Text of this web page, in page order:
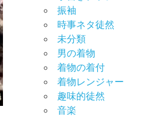
振袖
時事ネタ徒然
未分類
男の着物
着物の着付
着物レンジャー
趣味的徒然
音楽